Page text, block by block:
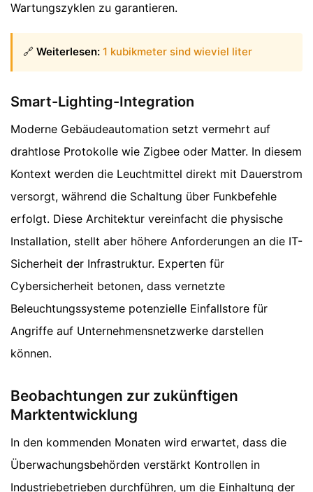
Wartungszyklen zu garantieren.
🔗 Weiterlesen: 1 kubikmeter sind wieviel liter
Smart-Lighting-Integration
Moderne Gebäudeautomation setzt vermehrt auf
drahtlose Protokolle wie Zigbee oder Matter. In diesem
Kontext werden die Leuchtmittel direkt mit Dauerstrom
versorgt, während die Schaltung über Funkbefehle
erfolgt. Diese Architektur vereinfacht die physische
Installation, stellt aber höhere Anforderungen an die IT-
Sicherheit der Infrastruktur. Experten für
Cybersicherheit betonen, dass vernetzte
Beleuchtungssysteme potenzielle Einfallstore für
Angriffe auf Unternehmensnetzwerke darstellen
können.
Beobachtungen zur zukünftigen
Marktentwicklung
In den kommenden Monaten wird erwartet, dass die
Überwachungsbehörden verstärkt Kontrollen in
Industriebetrieben durchführen, um die Einhaltung der